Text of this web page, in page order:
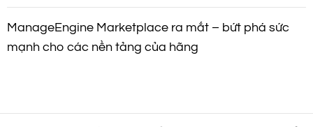
ManageEngine Marketplace ra mắt – bứt phá sức
mạnh cho các nền tảng của hãng